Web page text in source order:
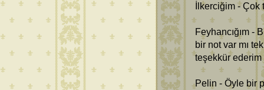
İlkerciğim - Çok
Feyhancığım -
bir not var mı
teşekkür ederim
Pelin - Öyle bir